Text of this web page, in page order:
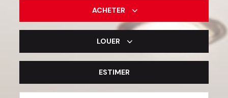
ACHETER
De l'immo pro
LOUER
De l'immo pro
ESTIMER